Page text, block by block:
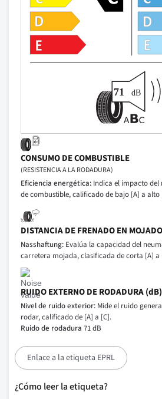
CONSUMO DE COMBUSTIBLE
(RESISTENCIA A LA RODADURA)
Eficiencia energética: Indica el impacto
de combustible, calificado de bajo [A] a alto
DISTANCIA DE FRENADO EN MOJADO
Nasshaftung: Evalúa la capacidad del
carretera mojada, clasificada de corta [A] a
RUIDO EXTERNO DE RODADURA (dB)
Nivel de ruido exterior: Mide el ruido
rodar, calificado de [A] a [C].
Ruido de rodadura 71 dB
Enlace a la etiqueta EPRL
¿Cómo leer la etiqueta?